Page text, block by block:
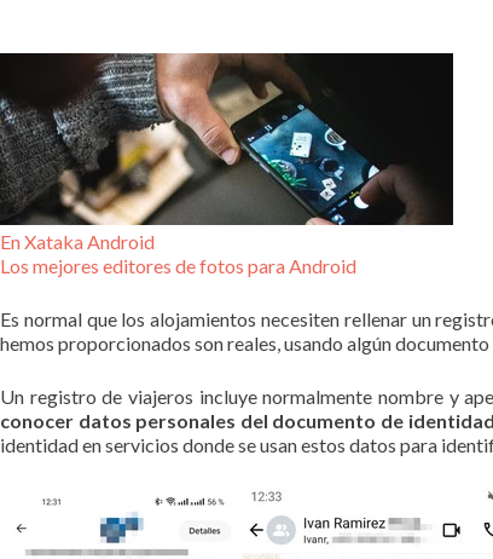
En Xataka Android
Los mejores editores de fotos para Android
Es normal que los alojamientos necesiten rellenar un
hemos proporcionados son reales, usando algún
Un registro de viajeros incluye normalmente nombre y
conocer datos personales del documento de
identidad en servicios donde se usan estos datos para